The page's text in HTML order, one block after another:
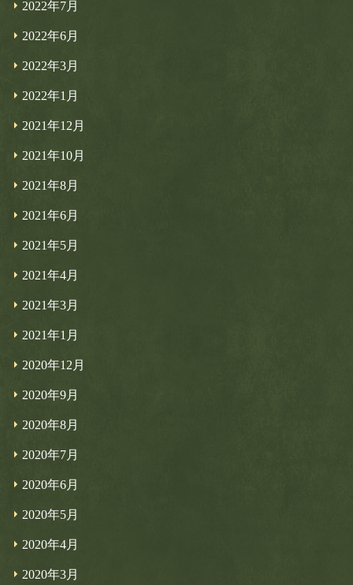
2022年7月
2022年6月
2022年3月
2022年1月
2021年12月
2021年10月
2021年8月
2021年6月
2021年5月
2021年4月
2021年3月
2021年1月
2020年12月
2020年9月
2020年8月
2020年7月
2020年6月
2020年5月
2020年4月
2020年3月